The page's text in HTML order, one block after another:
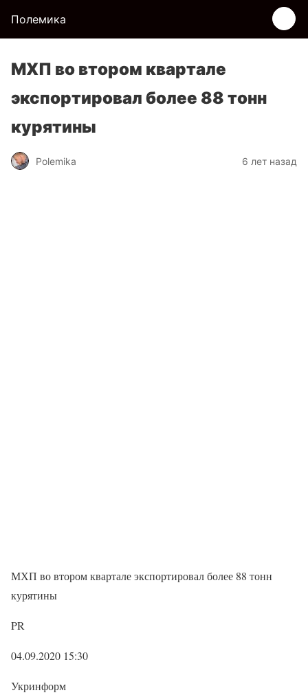
Полемика
МХП во втором квартале
экспортировал более 88 тонн
курятины
Polemika 6 лет назад
МХП во втором квартале экспортировал более 88 тонн
курятины
PR
04.09.2020 15:30
Укринформ